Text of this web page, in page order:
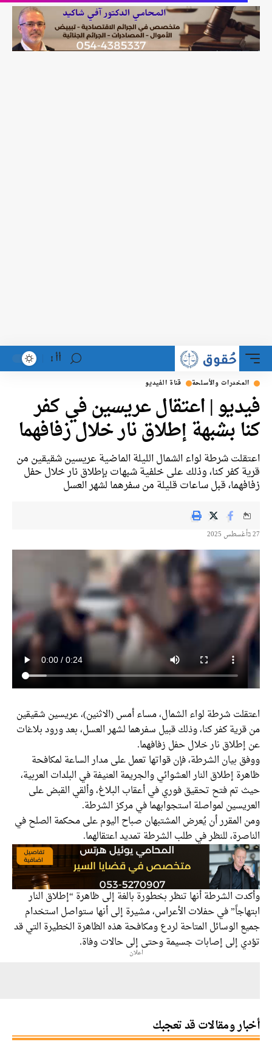
أأ
والأسلحة قناة الفيديو
| اعتقال عريسين في كفر
بشبهة إطلاق نار خلال زفافهما
شرطة لواء الشمال الليلة الماضية عريسين شقيقين من
كفر كنا، وذلك على خلفية شبهات بإطلاق نار خلال حفل
قبل ساعات قليلة من سفرهما لشهر العسل
شرطة لواء الشمال، مساء أمس (الاثنين)، عريسين شقيقين
كفر كنا، وذلك قبيل سفرهما لشهر العسل، بعد ورود بلاغات
نار خلال حفل زفافهما.
بيان الشرطة، فإن قواتها تعمل على مدار الساعة لمكافحة
إطلاق النار العشوائي والجريمة العنيفة في البلدات العربية،
تم فتح تحقيق فوري في أعقاب البلاغ، وألقي القبض على
لمواصلة استجوابهما في مركز الشرطة.
المقرر أن يُعرض المشتبهان صباح اليوم على محكمة الصلح في
للنظر في طلب الشرطة تمديد اعتقالهما.
الشرطة أنها تنظر بخطورة بالغة إلى ظاهرة “إطلاق النار
في حفلات الأعراس، مشيرة إلى أنها ستواصل استخدام
الوسائل المتاحة لردع ومكافحة هذه الظاهرة الخطيرة التي قد
إلى إصابات جسيمة وحتى إلى حالات وفاة.
ومقالات قد تعجبك